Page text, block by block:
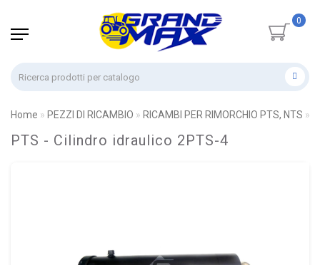
0
Home PEZZI DI RICAMBIO RICAMBI PER RIMORCHIO PTS, NTS
PTS - Cilindro idraulico 2PTS-4